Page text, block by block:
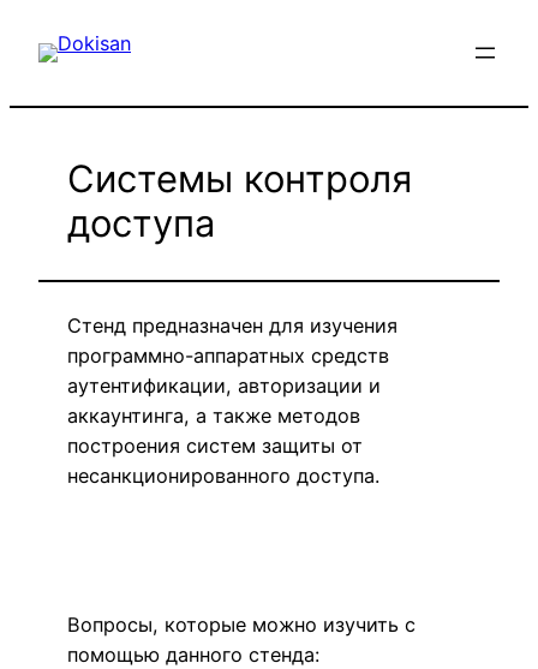
Системы контроля
доступа
Стенд предназначен для изучения
программно-аппаратных средств
аутентификации, авторизации и
аккаунтинга, а также методов
построения систем защиты от
несанкционированного доступа.
Вопросы, которые можно изучить с
помощью данного стенда: